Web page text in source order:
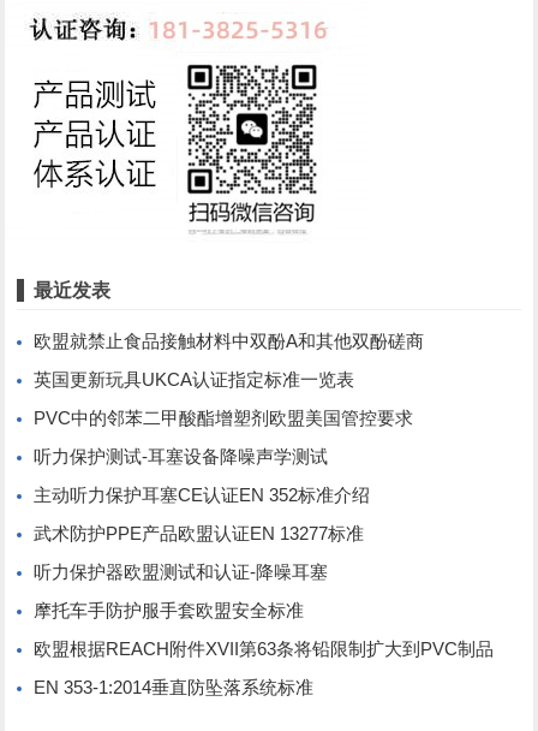
最近发表
欧盟就禁止食品接触材料中双酚A和其他双酚磋商
英国更新玩具UKCA认证指定标准一览表
PVC中的邻苯二甲酸酯增塑剂欧盟美国管控要求
听力保护测试-耳塞设备降噪声学测试
主动听力保护耳塞CE认证EN 352标准介绍
武术防护PPE产品欧盟认证EN 13277标准
听力保护器欧盟测试和认证-降噪耳塞
摩托车手防护服手套欧盟安全标准
欧盟根据REACH附件XVII第63条将铅限制扩大到PVC制品
EN 353-1:2014垂直防坠落系统标准